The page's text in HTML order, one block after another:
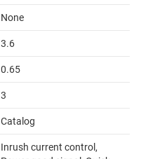
None
3.6
0.65
3
Catalog
Inrush current control,